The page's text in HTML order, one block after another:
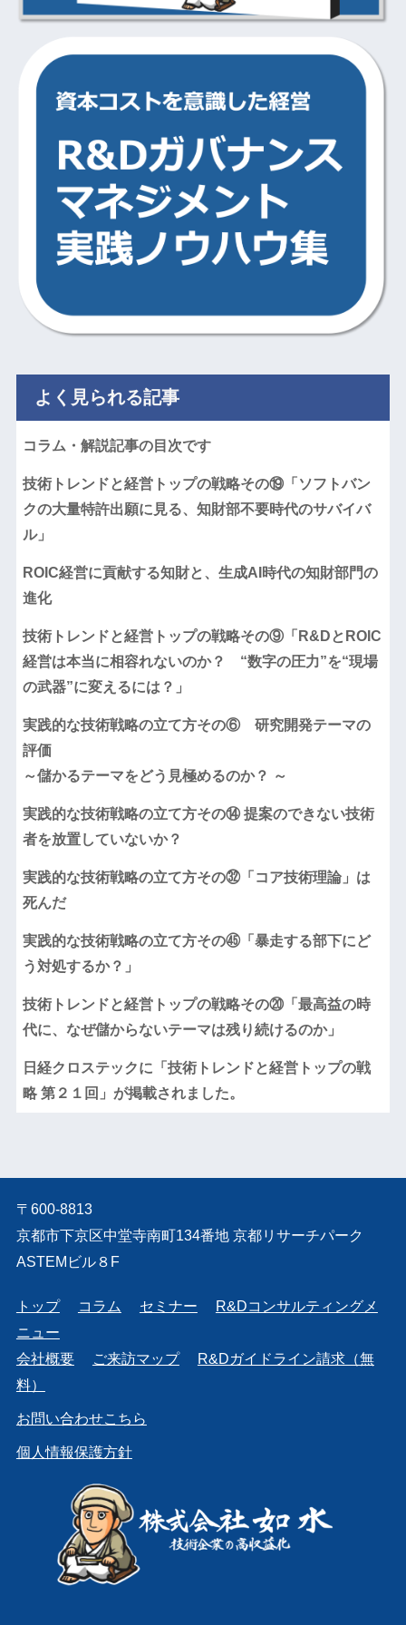
よく見られる記事
コラム・解説記事の目次です
技術トレンドと経営トップの戦略その⑲「ソフトバン
クの大量特許出願に見る、知財部不要時代のサバイバ
ル」
ROIC経営に貢献する知財と、生成AI時代の知財部門の
進化
技術トレンドと経営トップの戦略その⑨「R&DとROIC
経営は本当に相容れないのか？ “数字の圧力”を“現場
の武器”に変えるには？」
実践的な技術戦略の立て方その⑥ 研究開発テーマの
評価
～儲かるテーマをどう見極めるのか？ ～
実践的な技術戦略の立て方その⑭ 提案のできない技術
者を放置していないか？
実践的な技術戦略の立て方その㉜「コア技術理論」は
死んだ
実践的な技術戦略の立て方その㊺「暴走する部下にど
う対処するか？」
技術トレンドと経営トップの戦略その⑳「最高益の時
代に、なぜ儲からないテーマは残り続けるのか」
日経クロステックに「技術トレンドと経営トップの戦
略 第２１回」が掲載されました。
〒600-8813
京都市下京区中堂寺南町134番地 京都リサーチパーク
ASTEMビル８F
トップ コラム セミナー
R&Dコンサルティングメ
ニュー
会社概要
ご来訪マップ
R&Dガイドライン請求（無
料）
お問い合わせこちら
個人情報保護方針